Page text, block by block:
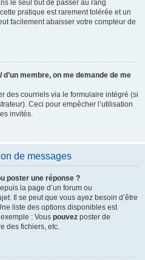
le seul but de passer au rang
pratique est rarement tolérée et un
facilement abaisser votre compteur de
d’un membre, on me demande de me
des courriels via le formulaire intégré (si
Ceci pour empêcher l’utilisation
invités.
de messages
poster une réponse ?
la page d’un forum ou
Il se peut que vous ayez besoin d’être
liste des options disponibles est
: Vous pouvez poster de
des fichiers, etc.